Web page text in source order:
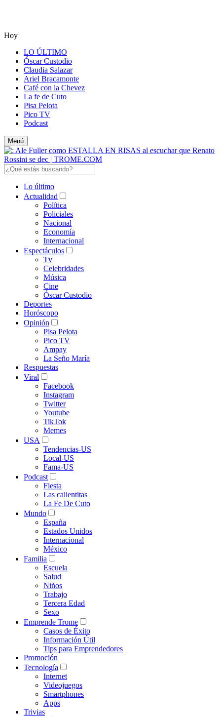
Hoy
LO ÚLTIMO
Óscar Custodio
Claudia Salazar
Ariel Bracamonte
Café con la Chevez
La fe de Cuto
Pisa Pelota
Pico TV
Podcast
Menú
Lo último
Actualidad
Política
Policiales
Nacional
Economía
Internacional
Espectáculos
Tv
Celebridades
Música
Cine
Óscar Custodio
Deportes
Horóscopo
Opinión
Pisa Pelota
Pico TV
Ampay
La Seño María
Respuestas
Viral
Facebook
Instagram
Twitter
Youtube
TikTok
Memes
USA
Tendencias-US
Local-US
Fama-US
Podcast
Fiesta
Las calientitas
La Fe De Cuto
Mundo
España
Estados Unidos
Internacional
México
Familia
Escuela
Salud
Niños
Trabajo
Tercera Edad
Sexo
Emprende Trome
Casos de Éxito
Información Útil
Tips para Emprendedores
Promoción
Tecnología
Internet
Videojuegos
Smartphones
Apps
Trivias